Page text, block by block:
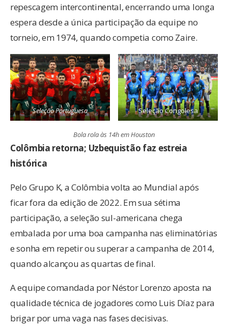
repescagem intercontinental, encerrando uma longa
espera desde a única participação da equipe no
torneio, em 1974, quando competia como Zaire.
Seleção Portuguesa Seleção Congolesa
Bola rola às 14h em Houston
Colômbia retorna; Uzbequistão faz estreia
histórica
Pelo Grupo K, a Colômbia volta ao Mundial após
ficar fora da edição de 2022. Em sua sétima
participação, a seleção sul-americana chega
embalada por uma boa campanha nas eliminatórias
e sonha em repetir ou superar a campanha de 2014,
quando alcançou as quartas de final.
A equipe comandada por Néstor Lorenzo aposta na
qualidade técnica de jogadores como Luis Díaz para
brigar por uma vaga nas fases decisivas.